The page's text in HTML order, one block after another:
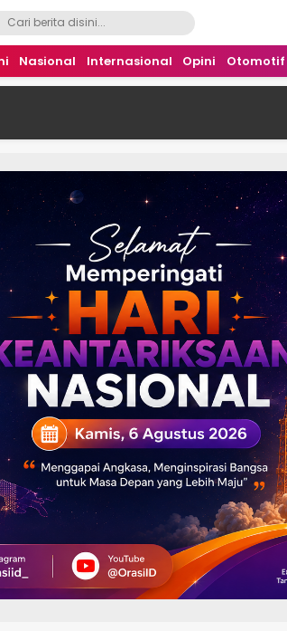
Nasional Internasional Opini Otomotif